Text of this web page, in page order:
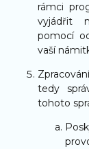
rámci
vyjádřit
pomocí
vaší
tedy
tohoto